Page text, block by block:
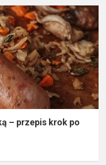
– przepis krok po